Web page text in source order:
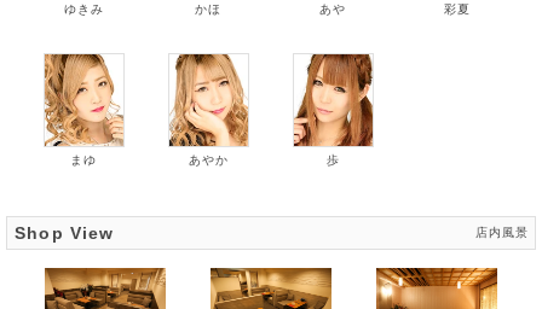
ゆきみ かほ あや 彩夏
まゆ あやか 歩
Shop View 店内風景